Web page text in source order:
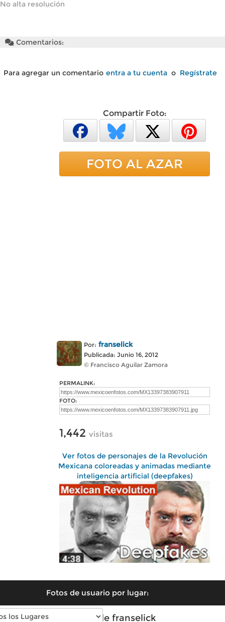
No alta resolución
Comentarios:
Para agregar un comentario entra a tu cuenta o Regístrate
Compartir Foto:
FOTO AL AZAR
Por: franselick
Publicada: Junio 16, 2012
© Francisco Aguilar Zamora
PERMALINK:
FOTO:
1,442 visitas
Ver fotos de personajes de la Revolución
Mexicana coloreadas y animadas mediante
inteligencia artificial (deepfakes)
Fotos de usuario por lugar:
Fotos de franselick